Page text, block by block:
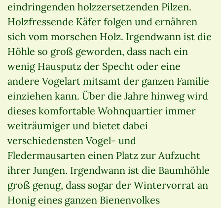
eindringenden holzzersetzenden Pilzen.
Holzfressende Käfer folgen und ernähren
sich vom morschen Holz. Irgendwann ist die
Höhle so groß geworden, dass nach ein
wenig Hausputz der Specht oder eine
andere Vogelart mitsamt der ganzen Familie
einziehen kann. Über die Jahre hinweg wird
dieses komfortable Wohnquartier immer
weiträumiger und bietet dabei
verschiedensten Vogel- und
Fledermausarten einen Platz zur Aufzucht
ihrer Jungen. Irgendwann ist die Baumhöhle
groß genug, dass sogar der Wintervorrat an
Honig eines ganzen Bienenvolkes